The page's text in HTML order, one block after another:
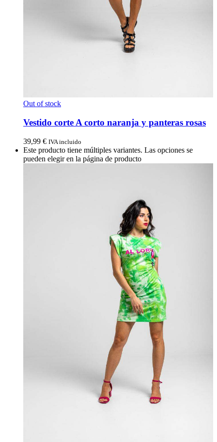
Out of stock
Vestido corte A corto naranja y panteras rosas
39,99 € IVA incluido
Este producto tiene múltiples variantes. Las opciones se
pueden elegir en la página de producto